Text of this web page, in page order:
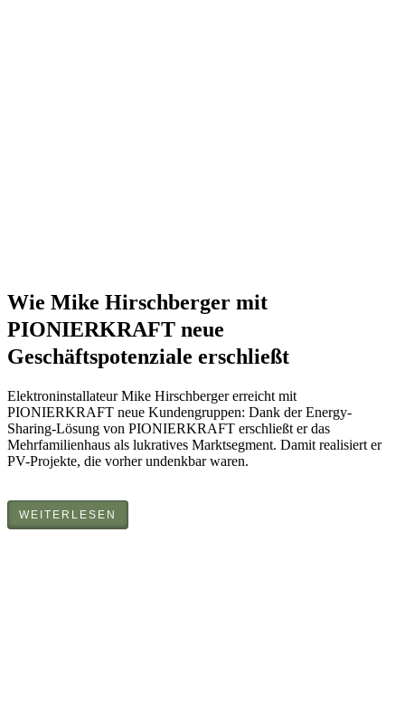
Wie Mike Hirschberger mit
PIONIERKRAFT neue
Geschäftspotenziale erschließt
Elektroninstallateur Mike Hirschberger erreicht mit
PIONIERKRAFT neue Kundengruppen: Dank der Energy-
Sharing-Lösung von PIONIERKRAFT erschließt er das
Mehrfamilienhaus als lukratives Marktsegment. Damit realisiert er
PV-Projekte, die vorher undenkbar waren.
WEITERLESEN